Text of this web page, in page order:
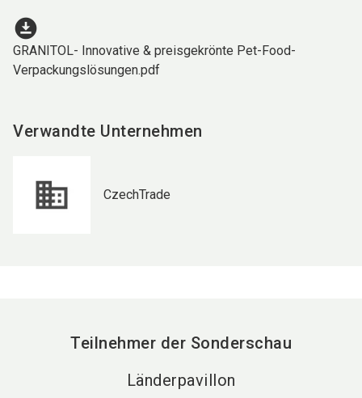
download_for_offline
GRANITOL- Innovative & preisgekrönte Pet-Food-
Verpackungslösungen.pdf
Verwandte Unternehmen
CzechTrade
Teilnehmer der Sonderschau
Länderpavillon